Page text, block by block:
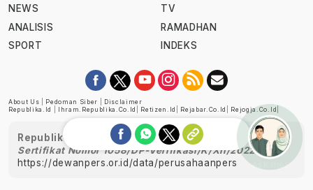
NEWS
ANALISIS
SPORT
TV
RAMADHAN
INDEKS
About Us Pedoman Siber
Disclaimer
Republika.id
Ihram.republika.co.id Retizen.id Rejabar.co.id Rejogja.co.id
Republika telah diverifikasi oleh Dewan Pers
Sertifikat Nomor 1058/DP-Verifikasi/K/XII/2022
https://dewanpers.or.id/data/perusahaanpers
Ask me!